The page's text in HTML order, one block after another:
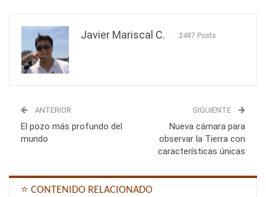
Javier Mariscal C. 2487 Posts
ANTERIOR
El pozo más profundo del
mundo
SIGUIENTE
Nueva cámara para
observar la Tierra con
características únicas
⭐ CONTENIDO RELACIONADO